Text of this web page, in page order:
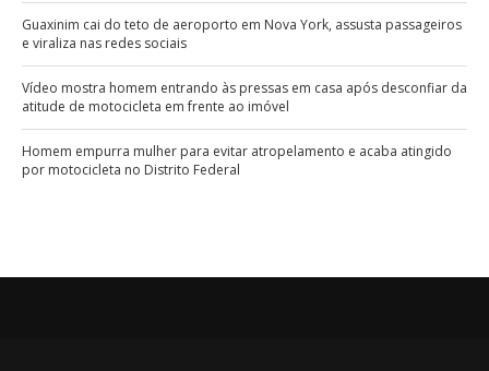
Guaxinim cai do teto de aeroporto em Nova York, assusta passageiros
e viraliza nas redes sociais
Vídeo mostra homem entrando às pressas em casa após desconfiar da
atitude de motocicleta em frente ao imóvel
Homem empurra mulher para evitar atropelamento e acaba atingido
por motocicleta no Distrito Federal